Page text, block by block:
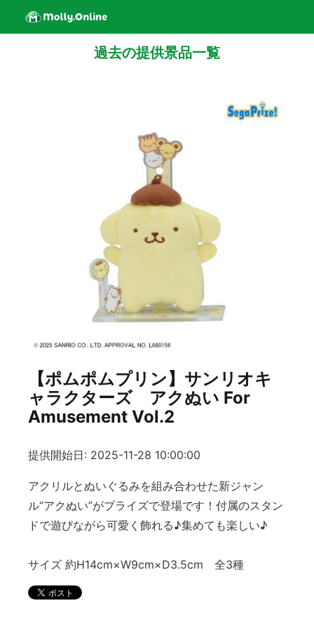
過去の提供景品一覧
【ポムポムプリン】サンリオキ
ャラクターズ アクぬい For
Amusement Vol.2
提供開始日: 2025-11-28 10:00:00
アクリルとぬいぐるみを組み合わせた新ジャン
ル“アクぬい”がプライズで登場です！付属のスタン
ドで遊びながら可愛く飾れる♪集めても楽しい♪
サイズ 約H14cm×W9cm×D3.5cm 全3種